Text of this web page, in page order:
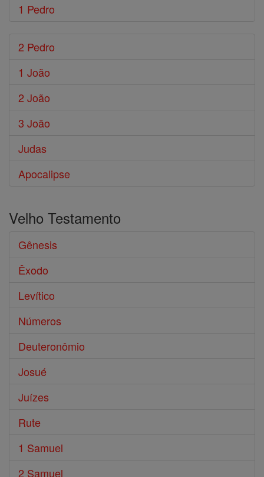
1 Pedro
2 Pedro
1 João
2 João
3 João
Judas
Apocalipse
Velho Testamento
Gênesis
Êxodo
Levítico
Números
Deuteronômio
Josué
Juízes
Rute
1 Samuel
2 Samuel